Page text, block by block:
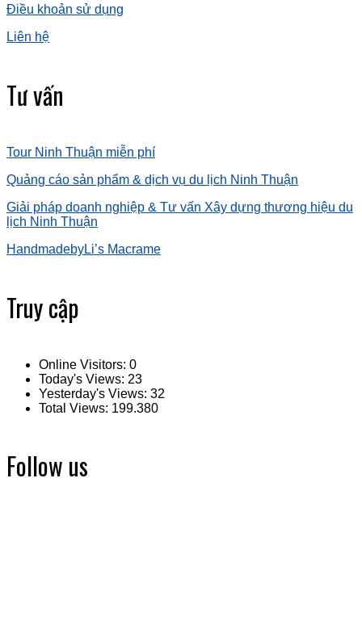
Điều khoản sử dụng
Liên hệ
Tư vấn
Tour Ninh Thuận miễn phí
Quảng cáo sản phẩm & dịch vụ du lịch Ninh Thuận
Giải pháp doanh nghiệp & Tư vấn Xây dựng thương hiệu du
lịch Ninh Thuận
HandmadebyLi’s Macrame
Truy cập
Online Visitors: 0
Today's Views: 23
Yesterday's Views: 32
Total Views: 199.380
Follow us